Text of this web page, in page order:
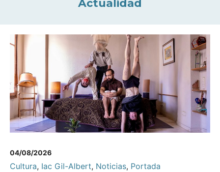
Actualidad
04/08/2026
Cultura, Iac Gil-Albert, Noticias, Portada